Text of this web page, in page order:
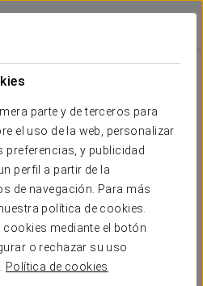
parte y de terceros para
el uso de la web, personalizar
preferencias, y publicidad
perfil a partir de la
de navegación. Para más
política de cookies.
mediante el botón
o rechazar su uso
Política de cookies
Hotel Excelsior
4* es el escenario idílico
la que siempre habíais
del paseo marítimo
panorámicas
de vuestro gran día un